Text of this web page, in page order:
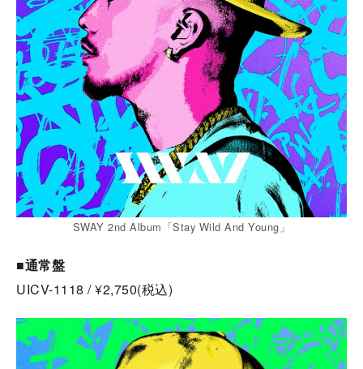
SWAY 2nd Album「Stay Wild And Young」
■通常盤
UICV-1118 / ¥2,750(税込)